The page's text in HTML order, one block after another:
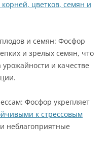
цветков, семян и
и семян: Фосфор
и зрелых семян, что
и качестве
Фосфор укрепляет
к стрессовым
неблагоприятные